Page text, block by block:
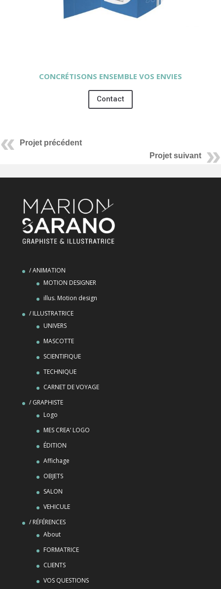
CONCRÉTISONS ENSEMBLE VOS ENVIES
Contact
Projet précédent
Projet suivant
/ ANIMATION
MOTION DESIGNER
illus. Motion design
/ ILLUSTRATRICE
UNIVERS
MASCOTTE
SCIENTIFIQUE
TECHNIQUE
CARNET DE VOYAGE
/ GRAPHISTE
Logo
MES CREA’ LOGO
ÉDITION
Affichage
OBJETS
SALON
VEHICULE
/ RÉFÉRENCES
About
FORMATRICE
CLIENTS
VOS QUESTIONS